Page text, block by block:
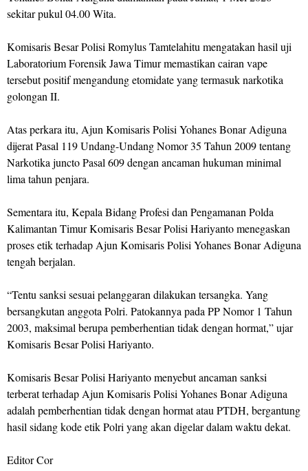
sekitar pukul 04.00 Wita.
Komisaris Besar Polisi Romylus Tamtelahitu mengatakan hasil uji
Laboratorium Forensik Jawa Timur memastikan cairan vape
tersebut positif mengandung etomidate yang termasuk narkotika
golongan II.
Atas perkara itu, Ajun Komisaris Polisi Yohanes Bonar Adiguna
dijerat Pasal 119 Undang-Undang Nomor 35 Tahun 2009 tentang
Narkotika juncto Pasal 609 dengan ancaman hukuman minimal
lima tahun penjara.
Sementara itu, Kepala Bidang Profesi dan Pengamanan Polda
Kalimantan Timur Komisaris Besar Polisi Hariyanto menegaskan
proses etik terhadap Ajun Komisaris Polisi Yohanes Bonar Adiguna
tengah berjalan.
“Tentu sanksi sesuai pelanggaran dilakukan tersangka. Yang
bersangkutan anggota Polri. Patokannya pada PP Nomor 1 Tahun
2003, maksimal berupa pemberhentian tidak dengan hormat,” ujar
Komisaris Besar Polisi Hariyanto.
Komisaris Besar Polisi Hariyanto menyebut ancaman sanksi
terberat terhadap Ajun Komisaris Polisi Yohanes Bonar Adiguna
adalah pemberhentian tidak dengan hormat atau PTDH, bergantung
hasil sidang kode etik Polri yang akan digelar dalam waktu dekat.
Editor Cor